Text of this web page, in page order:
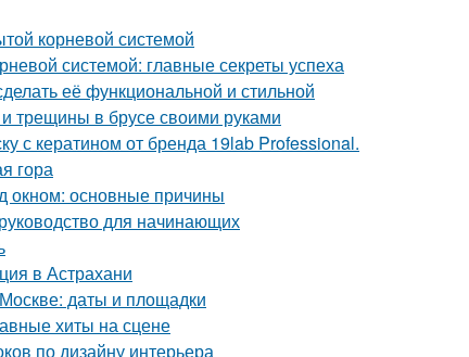
корневой системой
системой: главные секреты успеха
её функциональной и стильной
трещины в брусе своими руками
с кератином от бренда 19lab Professional.
гора
окном: основные причины
для начинающих
в Астрахани
даты и площадки
хиты на сцене
по дизайну интерьера